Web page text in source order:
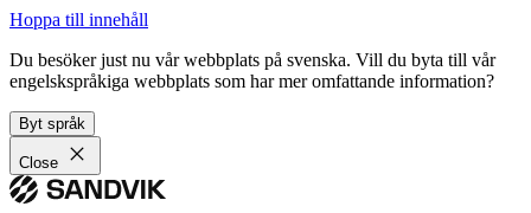
Hoppa till innehåll
Du besöker just nu vår webbplats på svenska. Vill du byta till vår
engelskspråkiga webbplats som har mer omfattande information?
Byt språk
Close